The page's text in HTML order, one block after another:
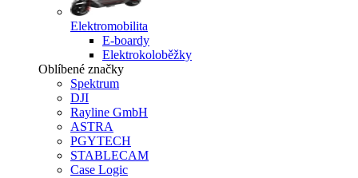
Elektromobilita
E-boardy
Elektrokoloběžky
Oblíbené značky
Spektrum
DJI
Rayline GmbH
ASTRA
PGYTECH
STABLECAM
Case Logic